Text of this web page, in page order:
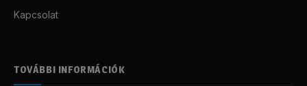
Kapcsolat
TOVÁBBI INFORMÁCIÓK